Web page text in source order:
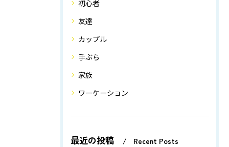
初心者
友達
カップル
手ぶら
家族
ワーケーション
最近の投稿 Recent Posts